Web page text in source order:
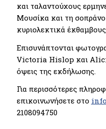
και ταλαντούχους
Μουσίκα και τη
κυριολεκτικά
Επισυνάπτονται
Victoria Hislop και
όψεις της εκδήλωσης.
Για περισσότερες
επικοινωνήσετε στο
2108094750